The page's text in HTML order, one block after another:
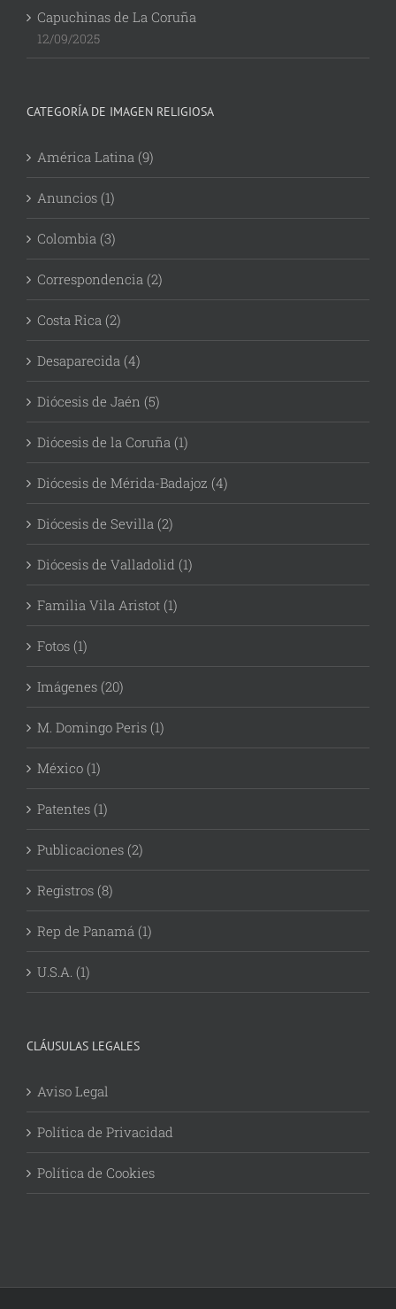
Capuchinas de La Coruña
12/09/2025
CATEGORÍA DE IMAGEN RELIGIOSA
América Latina (9)
Anuncios (1)
Colombia (3)
Correspondencia (2)
Costa Rica (2)
Desaparecida (4)
Diócesis de Jaén (5)
Diócesis de la Coruña (1)
Diócesis de Mérida-Badajoz (4)
Diócesis de Sevilla (2)
Diócesis de Valladolid (1)
Familia Vila Aristot (1)
Fotos (1)
Imágenes (20)
M. Domingo Peris (1)
México (1)
Patentes (1)
Publicaciones (2)
Registros (8)
Rep de Panamá (1)
U.S.A. (1)
CLÁUSULAS LEGALES
Aviso Legal
Política de Privacidad
Política de Cookies